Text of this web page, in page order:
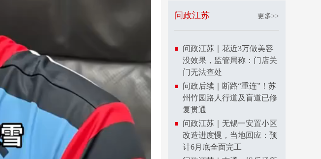
问政江苏 更多>>
问政江苏｜花近3万做美容
没效果，监管局称：门店关
门无法查处
问政后续｜断路“重连”！苏
州竹园路人行道及盲道已修
复贯通
问政江苏｜无锡一安置小区
改造进度慢，当地回应：预
计6月底全面完工